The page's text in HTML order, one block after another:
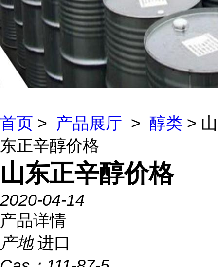
首页 > 产品展厅 > 醇类 > 山
东正辛醇价格
山东正辛醇价格
2020-04-14
产品详情
产地 进口